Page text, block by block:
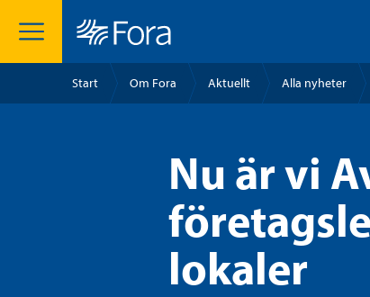
Start Om Fora Aktuellt Alla nyheter
Nu är vi
lokaler